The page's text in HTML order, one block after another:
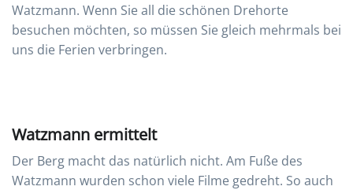
Watzmann. Wenn Sie all die schönen Drehorte
besuchen möchten, so müssen Sie gleich mehrmals bei
uns die Ferien verbringen.
Watzmann ermittelt
Der Berg macht das natürlich nicht. Am Fuße des
Watzmann wurden schon viele Filme gedreht. So auch